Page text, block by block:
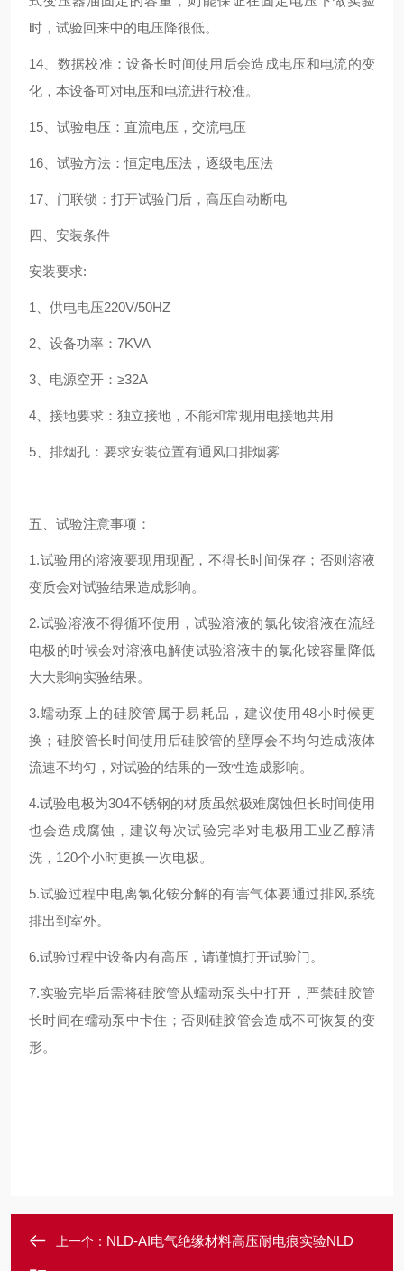
时，试验回来中的电压降很低。
14、数据校准：设备长时间使用后会造成电压和电流的变
化，本设备可对电压和电流进行校准。
15、试验电压：直流电压，交流电压
16、试验方法：恒定电压法，逐级电压法
17、门联锁：打开试验门后，高压自动断电
四、安装条件
安装要求:
1、供电电压220V/50HZ
2、设备功率：7KVA
3、电源空开：≥32A
4、接地要求：独立接地，不能和常规用电接地共用
5、排烟孔：要求安装位置有通风口排烟雾
五、试验注意事项：
1.试验用的溶液要现用现配，不得长时间保存；否则溶液
变质会对试验结果造成影响。
2.试验溶液不得循环使用，试验溶液的氯化铵溶液在流经
电极的时候会对溶液电解使试验溶液中的氯化铵容量降低
大大影响实验结果。
3.蠕动泵上的硅胶管属于易耗品，建议使用48小时候更
换；硅胶管长时间使用后硅胶管的壁厚会不均匀造成液体
流速不均匀，对试验的结果的一致性造成影响。
4.试验电极为304不锈钢的材质虽然极难腐蚀但长时间使用
也会造成腐蚀，建议每次试验完毕对电极用工业乙醇清
洗，120个小时更换一次电极。
5.试验过程中电离氯化铵分解的有害气体要通过排风系统
排出到室外。
6.试验过程中设备内有高压，请谨慎打开试验门。
7.实验完毕后需将硅胶管从蠕动泵头中打开，严禁硅胶管
长时间在蠕动泵中卡住；否则硅胶管会造成不可恢复的变
形。
上一个： NLD-AI电气绝缘材料高压耐电痕实验NLD